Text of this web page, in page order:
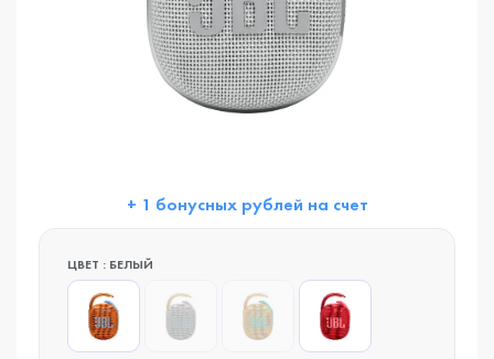
+ 1 бонусных рублей на счет
ЦВЕТ : БЕЛЫЙ